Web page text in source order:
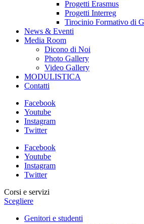
Progetti Erasmus
Progetti Interreg
Tirocinio Formativo di
News & Eventi
Media Room
Dicono di Noi
Photo Gallery
Video Gallery
MODULISTICA
Contatti
Facebook
Youtube
Instagram
Twitter
Facebook
Youtube
Instagram
Twitter
Corsi e servizi
Scegliere
Genitori e studenti